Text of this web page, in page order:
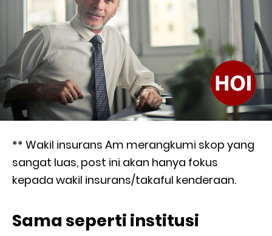
** Wakil insurans Am merangkumi skop yang
sangat luas, post ini akan hanya fokus
kepada wakil insurans/takaful kenderaan.
Sama seperti institusi